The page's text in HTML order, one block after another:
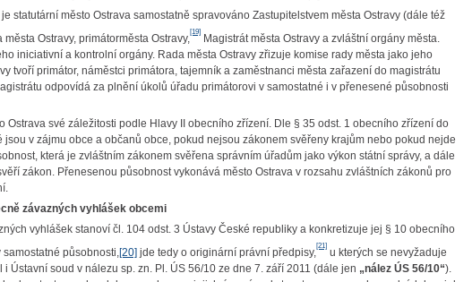
statutární město Ostrava samostatně spravováno Zastupitelstvem města Ostravy (dále též
města Ostravy, primátorměsta Ostravy,
[19]
Magistrát města Ostravy a zvláštní orgány města.
iniciativní a kontrolní orgány. Rada města Ostravy zřizuje komise rady města jako jeho
tvoří primátor, náměstci primátora, tajemník a zaměstnanci města zařazení do magistrátu
odpovídá za plnění úkolů úřadu primátorovi v samostatné i v přenesené působnosti
Ostrava své záležitosti podle Hlavy II obecního zřízení. Dle § 35 odst. 1 obecního zřízení do
v zájmu obce a občanů obce, pokud nejsou zákonem svěřeny krajům nebo pokud nejde
která je zvláštním zákonem svěřena správním úřadům jako výkon státní správy, a dále
zákon. Přenesenou působnost vykonává město Ostrava v rozsahu zvláštních zákonů pro
závazných vyhlášek obcemi
vyhlášek stanoví čl. 104 odst. 3 Ústavy České republiky a konkretizuje jej § 10 obecního
působnosti,[20] jde tedy o originární právní předpisy,
[21]
u kterých se nevyžaduje
Ústavní soud v nálezu sp. zn. Pl. ÚS 56/10 ze dne 7. září 2011 (dále jen „nález ÚS 56/10“).